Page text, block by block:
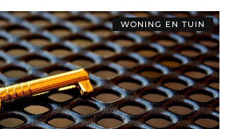
WONING EN TUIN